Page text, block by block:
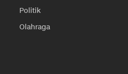
Politik
Olahraga